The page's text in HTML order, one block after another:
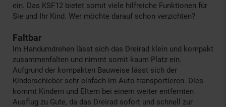
ein. Das KSF12 bietet somit viele hilfreiche Funktionen für
Sie und Ihr Kind. Wer möchte darauf schon verzichten?
Faltbar
Im Handumdrehen lässt sich das Dreirad klein und kompakt
zusammenfalten und nimmt somit kaum Platz ein.
Aufgrund der kompakten Bauweise lässt sich der
Kinderschieber sehr einfach im Auto transportieren. Dies
kommt Kindern und Eltern bei einem weiter entfernten
Ausflug zu Gute, da das Dreirad sofort und schnell zur